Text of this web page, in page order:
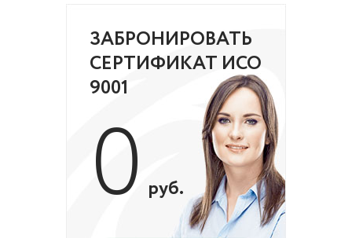
ЗАБРОНИРОВАТЬ
СЕРТИФИКАТ ИСО
9001
0 руб.